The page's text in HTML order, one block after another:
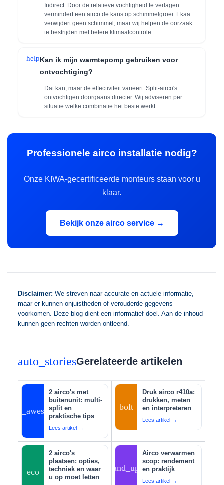
Indirect. Door de relatieve vochtigheid te verlagen
vermindert een airco de kans op schimmelgroei. Ekaa
verwijdert geen schimmel, maar wij helpen de oorzaak
te bestrijden met betere klimaatcontrole.
helpKan ik mijn warmtepomp gebruiken voor
ontvochtiging?
Dat kan, maar de effectiviteit varieert. Split-airco's
ontvochtigen doorgaans directer. Wij adviseren per
situatie welke combinatie het beste werkt.
Professionele airco installatie nodig?
Onze KIWA-gecertificeerde monteurs staan voor u
klaar.
Bekijk onze airco service →
Disclaimer: We streven naar accurate en actuele informatie,
maar er kunnen onjuistheden of verouderde gegevens
voorkomen. Deze blog dient een informatief doel. Aan de inhoud
kunnen geen rechten worden ontleend.
auto_storiesGerelateerde artikelen
auto_awesome
2 airco's met
buitenunit: multi-
split en
praktische tips
Lees artikel →
bolt
Druk airco r410a:
drukken, meten
en interpreteren
Lees artikel →
eco
2 airco's
plaatsen: opties,
techniek en waar
u op moet letten
tips_and_updates
Airco verwarmen
scop: rendement
en praktijk
Lees artikel →